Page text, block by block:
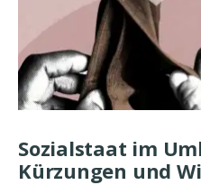
Sozialstaat im
Kürzungen und